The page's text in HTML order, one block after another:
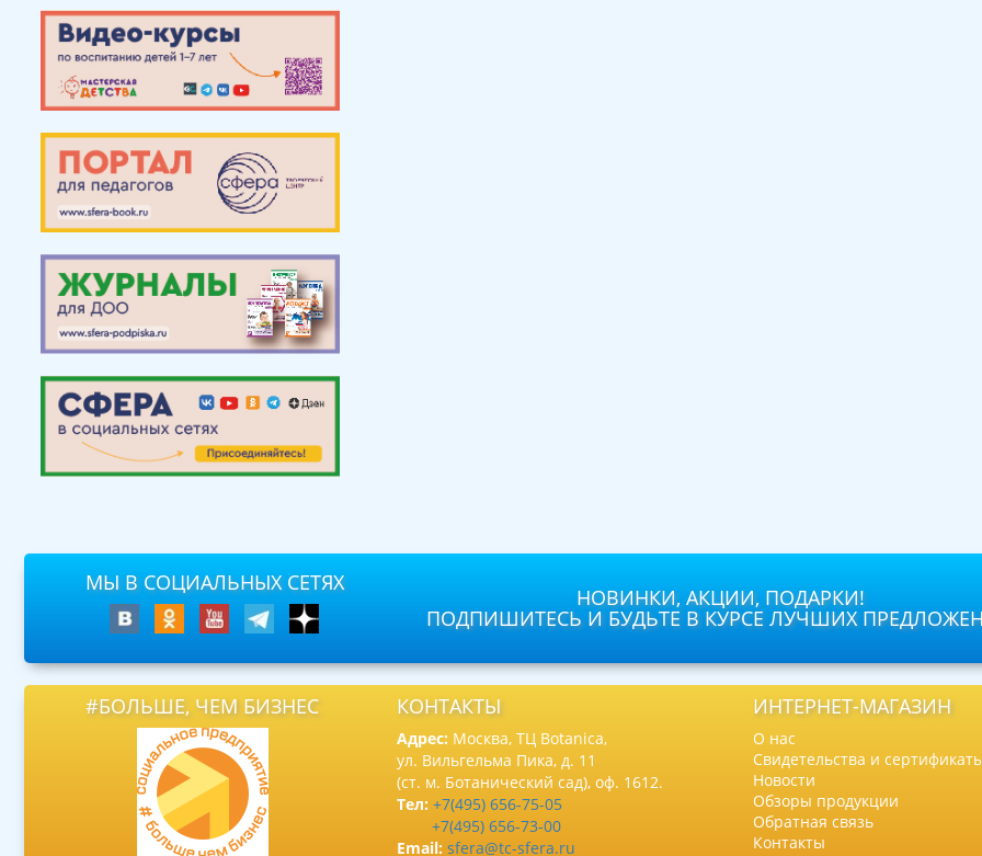
МЫ В СОЦИАЛЬНЫХ СЕТЯХ
НОВИНКИ, АКЦИИ, ПОДАРКИ!
ПОДПИШИТЕСЬ И БУДЬТЕ В КУРСЕ ЛУЧШИХ
#БОЛЬШЕ, ЧЕМ БИЗНЕС КОНТАКТЫ
Адрес: Москва, ТЦ Botanica,
ул. Вильгельма Пика, д. 11
(ст. м. Ботанический сад), оф. 1612.
Тел: +7(495) 656-75-05
+7(495) 656-73-00
Email: sfera@tc-sfera.ru
ИНТЕРНЕТ-МАГАЗИН
О нас
Свидетельства и
Новости
Обзоры продукции
Обратная связь
Контакты